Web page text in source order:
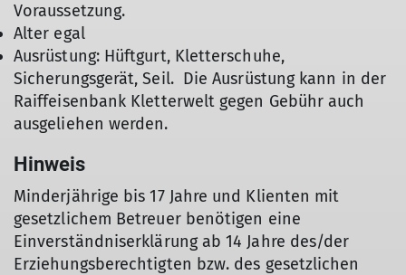
Voraussetzung.
Alter egal
Ausrüstung: Hüftgurt, Kletterschuhe,
Sicherungsgerät, Seil. Die Ausrüstung kann in der
Raiffeisenbank Kletterwelt gegen Gebühr auch
ausgeliehen werden.
Hinweis
Minderjährige bis 17 Jahre und Klienten mit
gesetzlichem Betreuer benötigen eine
Einverständniserklärung ab 14 Jahre des/der
Erziehungsberechtigten bzw. des gesetzlichen